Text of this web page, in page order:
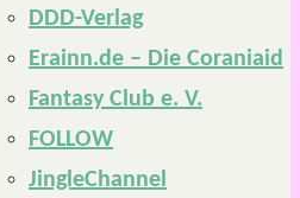
DDD-Verlag
Erainn.de – Die Coraniaid
Fantasy Club e. V.
FOLLOW
JingleChannel